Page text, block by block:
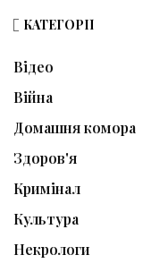
КАТЕГОРІЇ
Відео
Війна
Домашня комора
Здоров'я
Кримінал
Культура
Некрологи